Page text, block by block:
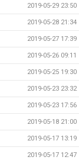
2019-05-29 23:50
2019-05-28 21:34
2019-05-27 17:39
2019-05-26 09:11
2019-05-25 19:30
2019-05-23 23:32
2019-05-23 17:56
2019-05-18 21:00
2019-05-17 13:19
2019-05-17 12:47